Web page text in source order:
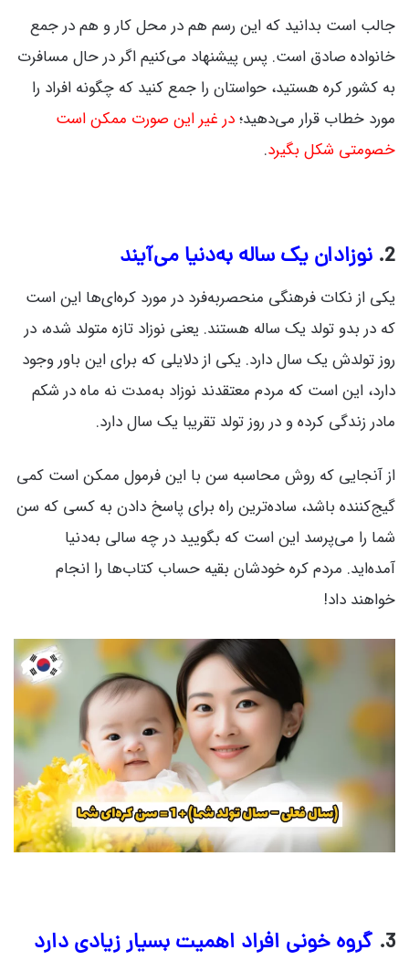
جالب است بدانید که این رسم هم در محل کار و هم در جمع
خانواده صادق است. پس پیشنهاد می‌کنیم اگر در حال مسافرت
به کشور کره هستید، حواستان را جمع کنید که چگونه افراد را
مورد خطاب قرار می‌دهید؛در غیر این صورت ممکن است
خصومتی شکل بگیرد.
2. نوزادان یک ساله به‌دنیا می‌آیند
یکی از نکات فرهنگی منحصربه‌فرد در مورد کره‌ای‌ها این است
که در بدو تولد یک ساله هستند. یعنی نوزاد تازه متولد شده، در
روز تولدش یک سال دارد. یکی از دلایلی که برای این باور وجود
دارد، این است که مردم معتقدند نوزاد به‌مدت نه ماه در شکم
مادر زندگی کرده و در روز تولد تقریبا یک سال دارد.
از آنجایی که روش محاسبه سن با این فرمول ممکن است کمی
گیج‌کننده باشد، ساده‌ترین راه برای پاسخ دادن به کسی که سن
شما را می‌پرسد این است که بگویید در چه سالی به‌دنیا
آمده‌اید. مردم کره خودشان بقیه حساب کتاب‌ها را انجام
خواهند داد!
3. گروه خونی افراد اهمیت بسیار زیادی دارد